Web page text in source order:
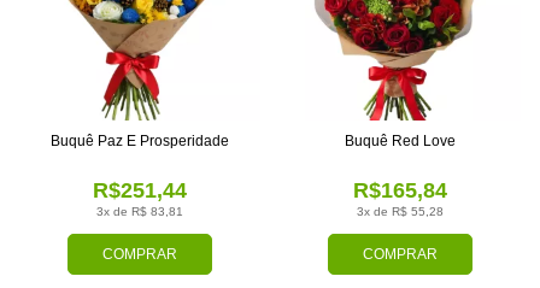
COMPRAR
3x de R$ 83,81
R$251,44
Buquê Paz E Prosperidade
COMPRAR
3x de R$ 55,28
R$165,84
Buquê Red Love